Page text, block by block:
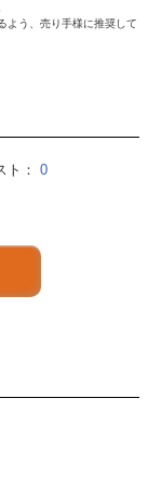
よう、売り手様に推奨して
ト： 0